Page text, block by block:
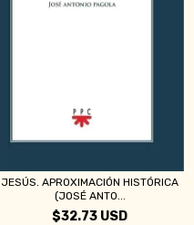
JESÚS. APROXIMACIÓN HISTÓRICA
(JOSÉ ANTO...
$32.73 USD